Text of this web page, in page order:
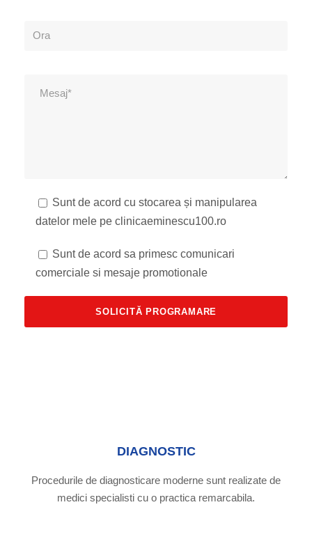
Sunt de acord cu stocarea și manipularea
datelor mele pe clinicaeminescu100.ro
Sunt de acord sa primesc comunicari
comerciale si mesaje promotionale
DIAGNOSTIC
Procedurile de diagnosticare moderne sunt realizate de
medici specialisti cu o practica remarcabila.